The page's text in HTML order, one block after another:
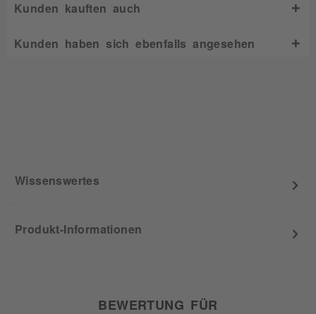
Kunden kauften auch
Kunden haben sich ebenfalls angesehen
Wissenswertes
Produkt-Informationen
BEWERTUNG FÜR